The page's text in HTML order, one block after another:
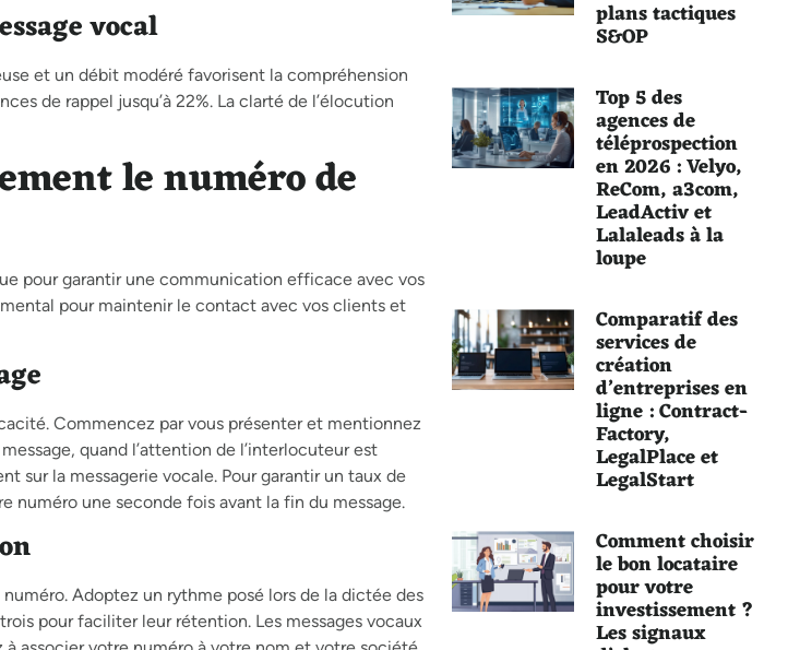
vocal
et un débit modéré favorisent la compréhension
de rappel jusqu’à 22%. La clarté de l’élocution
le numéro de
pour garantir une communication efficace avec vos
pour maintenir le contact avec vos clients et
Commencez par vous présenter et mentionnez
quand l’attention de l’interlocuteur est
sur la messagerie vocale. Pour garantir un taux de
numéro une seconde fois avant la fin du message.
Adoptez un rythme posé lors de la dictée des
pour faciliter leur rétention. Les messages vocaux
plans tactiques
S&OP
Top 5 des
agences de
téléprospection
en 2026 : Velyo,
ReCom, a3com,
LeadActiv et
Lalaleads à la
loupe
Comparatif des
services de
création
d’entreprises en
ligne : Contract-
Factory,
LegalPlace et
LegalStart
Comment choisir
le bon locataire
pour votre
investissement ?
Les signaux